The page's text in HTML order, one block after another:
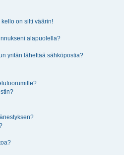
on silti väärin!
alapuolella?
yritän lähettää sähköpostia?